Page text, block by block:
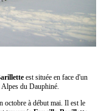
est située en face d'un
du Dauphiné.
octobre à début mai. Il est le